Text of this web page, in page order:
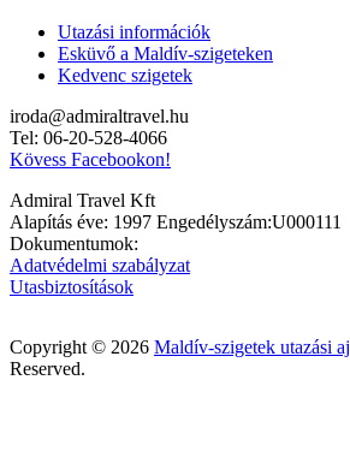
Utazási információk
Esküvő a Maldív-szigeteken
Kedvenc szigetek
iroda@admiraltravel.hu
Tel: 06-20-528-4066
Kövess Facebookon!
Admiral Travel Kft
Alapítás éve: 1997 Engedélyszám:U000111
Dokumentumok:
Adatvédelmi szabályzat
Utasbiztosítások
Copyright © 2026 Maldív-szigetek utazási
Reserved.